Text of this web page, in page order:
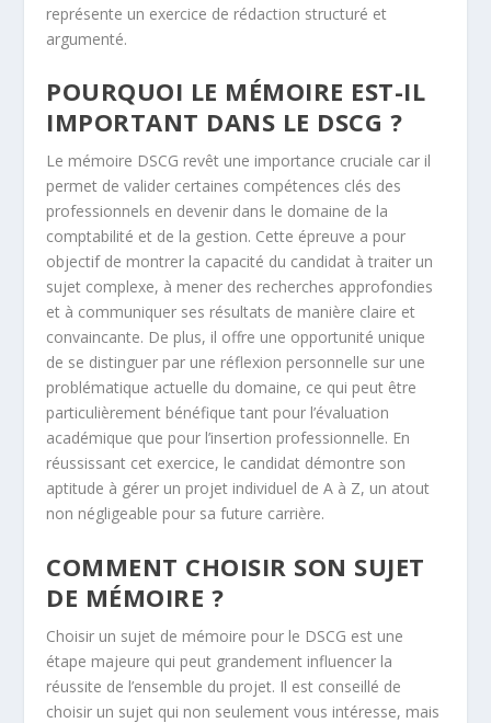
représente un exercice de rédaction structuré et
argumenté.
POURQUOI LE MÉMOIRE EST-IL
IMPORTANT DANS LE DSCG ?
Le mémoire DSCG revêt une importance cruciale car il
permet de valider certaines compétences clés des
professionnels en devenir dans le domaine de la
comptabilité et de la gestion. Cette épreuve a pour
objectif de montrer la capacité du candidat à traiter un
sujet complexe, à mener des recherches approfondies
et à communiquer ses résultats de manière claire et
convaincante. De plus, il offre une opportunité unique
de se distinguer par une réflexion personnelle sur une
problématique actuelle du domaine, ce qui peut être
particulièrement bénéfique tant pour l’évaluation
académique que pour l’insertion professionnelle. En
réussissant cet exercice, le candidat démontre son
aptitude à gérer un projet individuel de A à Z, un atout
non négligeable pour sa future carrière.
COMMENT CHOISIR SON SUJET
DE MÉMOIRE ?
Choisir un sujet de mémoire pour le DSCG est une
étape majeure qui peut grandement influencer la
réussite de l’ensemble du projet. Il est conseillé de
choisir un sujet qui non seulement vous intéresse, mais